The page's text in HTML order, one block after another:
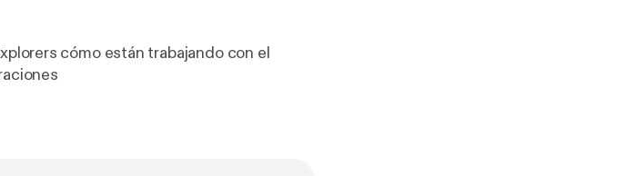
cómo están trabajando con el